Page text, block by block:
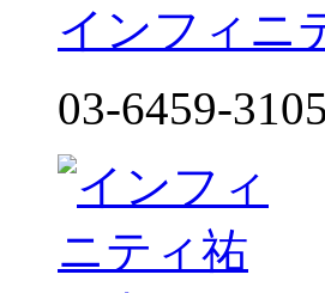
インフィニ
03-6459-3105